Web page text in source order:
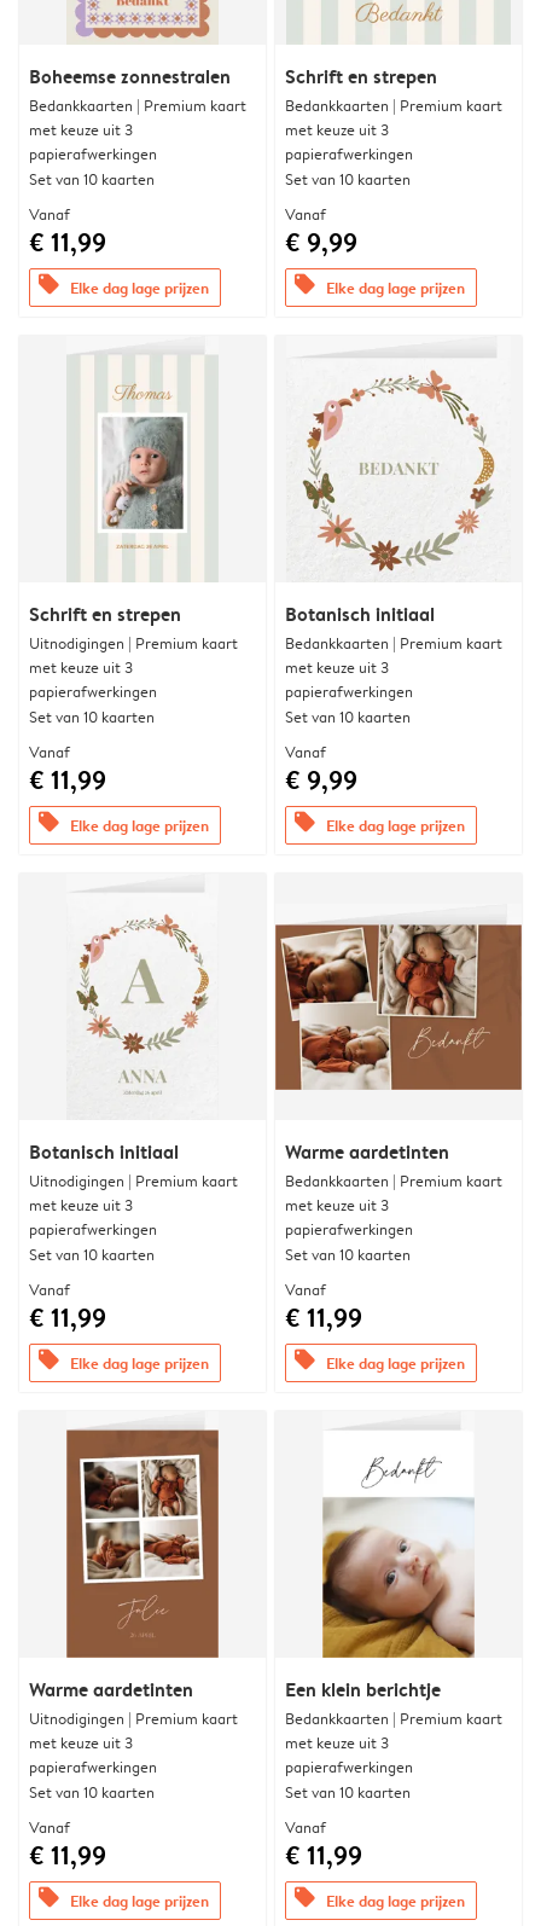
Boheemse zonnestralen
Bedankkaarten | Premium kaart
met keuze uit 3
papierafwerkingen
Set van 10 kaarten
Vanaf
€ 11,99
offers Elke dag lage prijzen
Schrift en strepen
Bedankkaarten | Premium kaart
met keuze uit 3
papierafwerkingen
Set van 10 kaarten
Vanaf
€ 9,99
offers Elke dag lage prijzen
Schrift en strepen
Uitnodigingen | Premium kaart
met keuze uit 3
papierafwerkingen
Set van 10 kaarten
Vanaf
€ 11,99
offers Elke dag lage prijzen
Botanisch initiaal
Bedankkaarten | Premium kaart
met keuze uit 3
papierafwerkingen
Set van 10 kaarten
Vanaf
€ 9,99
offers Elke dag lage prijzen
Botanisch initiaal
Uitnodigingen | Premium kaart
met keuze uit 3
papierafwerkingen
Set van 10 kaarten
Vanaf
€ 11,99
offers Elke dag lage prijzen
Warme aardetinten
Bedankkaarten | Premium kaart
met keuze uit 3
papierafwerkingen
Set van 10 kaarten
Vanaf
€ 11,99
offers Elke dag lage prijzen
Warme aardetinten
Uitnodigingen | Premium kaart
met keuze uit 3
papierafwerkingen
Set van 10 kaarten
Vanaf
€ 11,99
offers Elke dag lage prijzen
Een klein berichtje
Bedankkaarten | Premium kaart
met keuze uit 3
papierafwerkingen
Set van 10 kaarten
Vanaf
€ 11,99
offers Elke dag lage prijzen